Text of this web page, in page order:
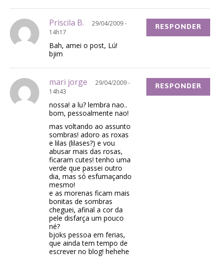
Priscila B.
29/04/2009 -
14h17
Bah, amei o post, Lú!
bjim
RESPONDER
mari jorge
29/04/2009 -
14h43
nossa! a lu? lembra nao..
bom, pessoalmente nao!
mas voltando ao assunto
sombras! adoro as roxas
e lilas (lilases?) e vou
abusar mais das rosas,
ficaram cutes! tenho uma
verde que passei outro
dia, mas só esfumaçando
mesmo!
e as morenas ficam mais
bonitas de sombras
cheguei, afinal a cor da
pele disfarça um pouco
né?
bjoks pessoa em ferias,
que ainda tem tempo de
escrever no blog! hehehe
RESPONDER